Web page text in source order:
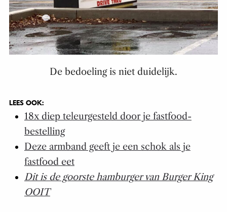
De bedoeling is niet duidelijk.
LEES OOK:
18x diep teleurgesteld door je fastfood-
bestelling
Deze armband geeft je een schok als je
fastfood eet
Dit is de goorste hamburger van Burger King
OOIT